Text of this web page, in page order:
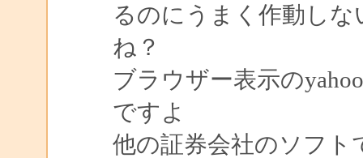
るのにうまく作動し
ね？
ブラウザー表示の
ですよ
他の証券会社のソフト